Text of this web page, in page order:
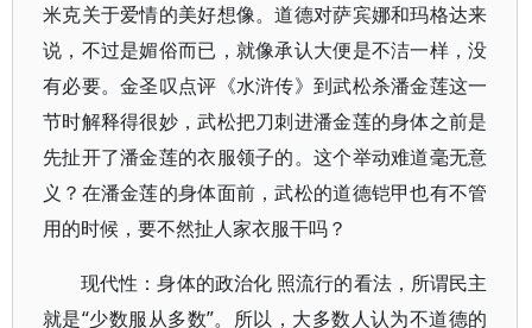
米克关于爱情的美好想像。道德对萨宾娜和玛格达来
说，不过是媚俗而已，就像承认大便是不洁一样，没
有必要。金圣叹点评《水浒传》到武松杀潘金莲这一
节时解释得很妙，武松把刀刺进潘金莲的身体之前是
先扯开了潘金莲的衣服领子的。这个举动难道毫无意
义？在潘金莲的身体面前，武松的道德铠甲也有不管
用的时候，要不然扯人家衣服干吗？
现代性：身体的政治化 照流行的看法，所谓民主
就是“少数服从多数”。所以，大多数人认为不道德的